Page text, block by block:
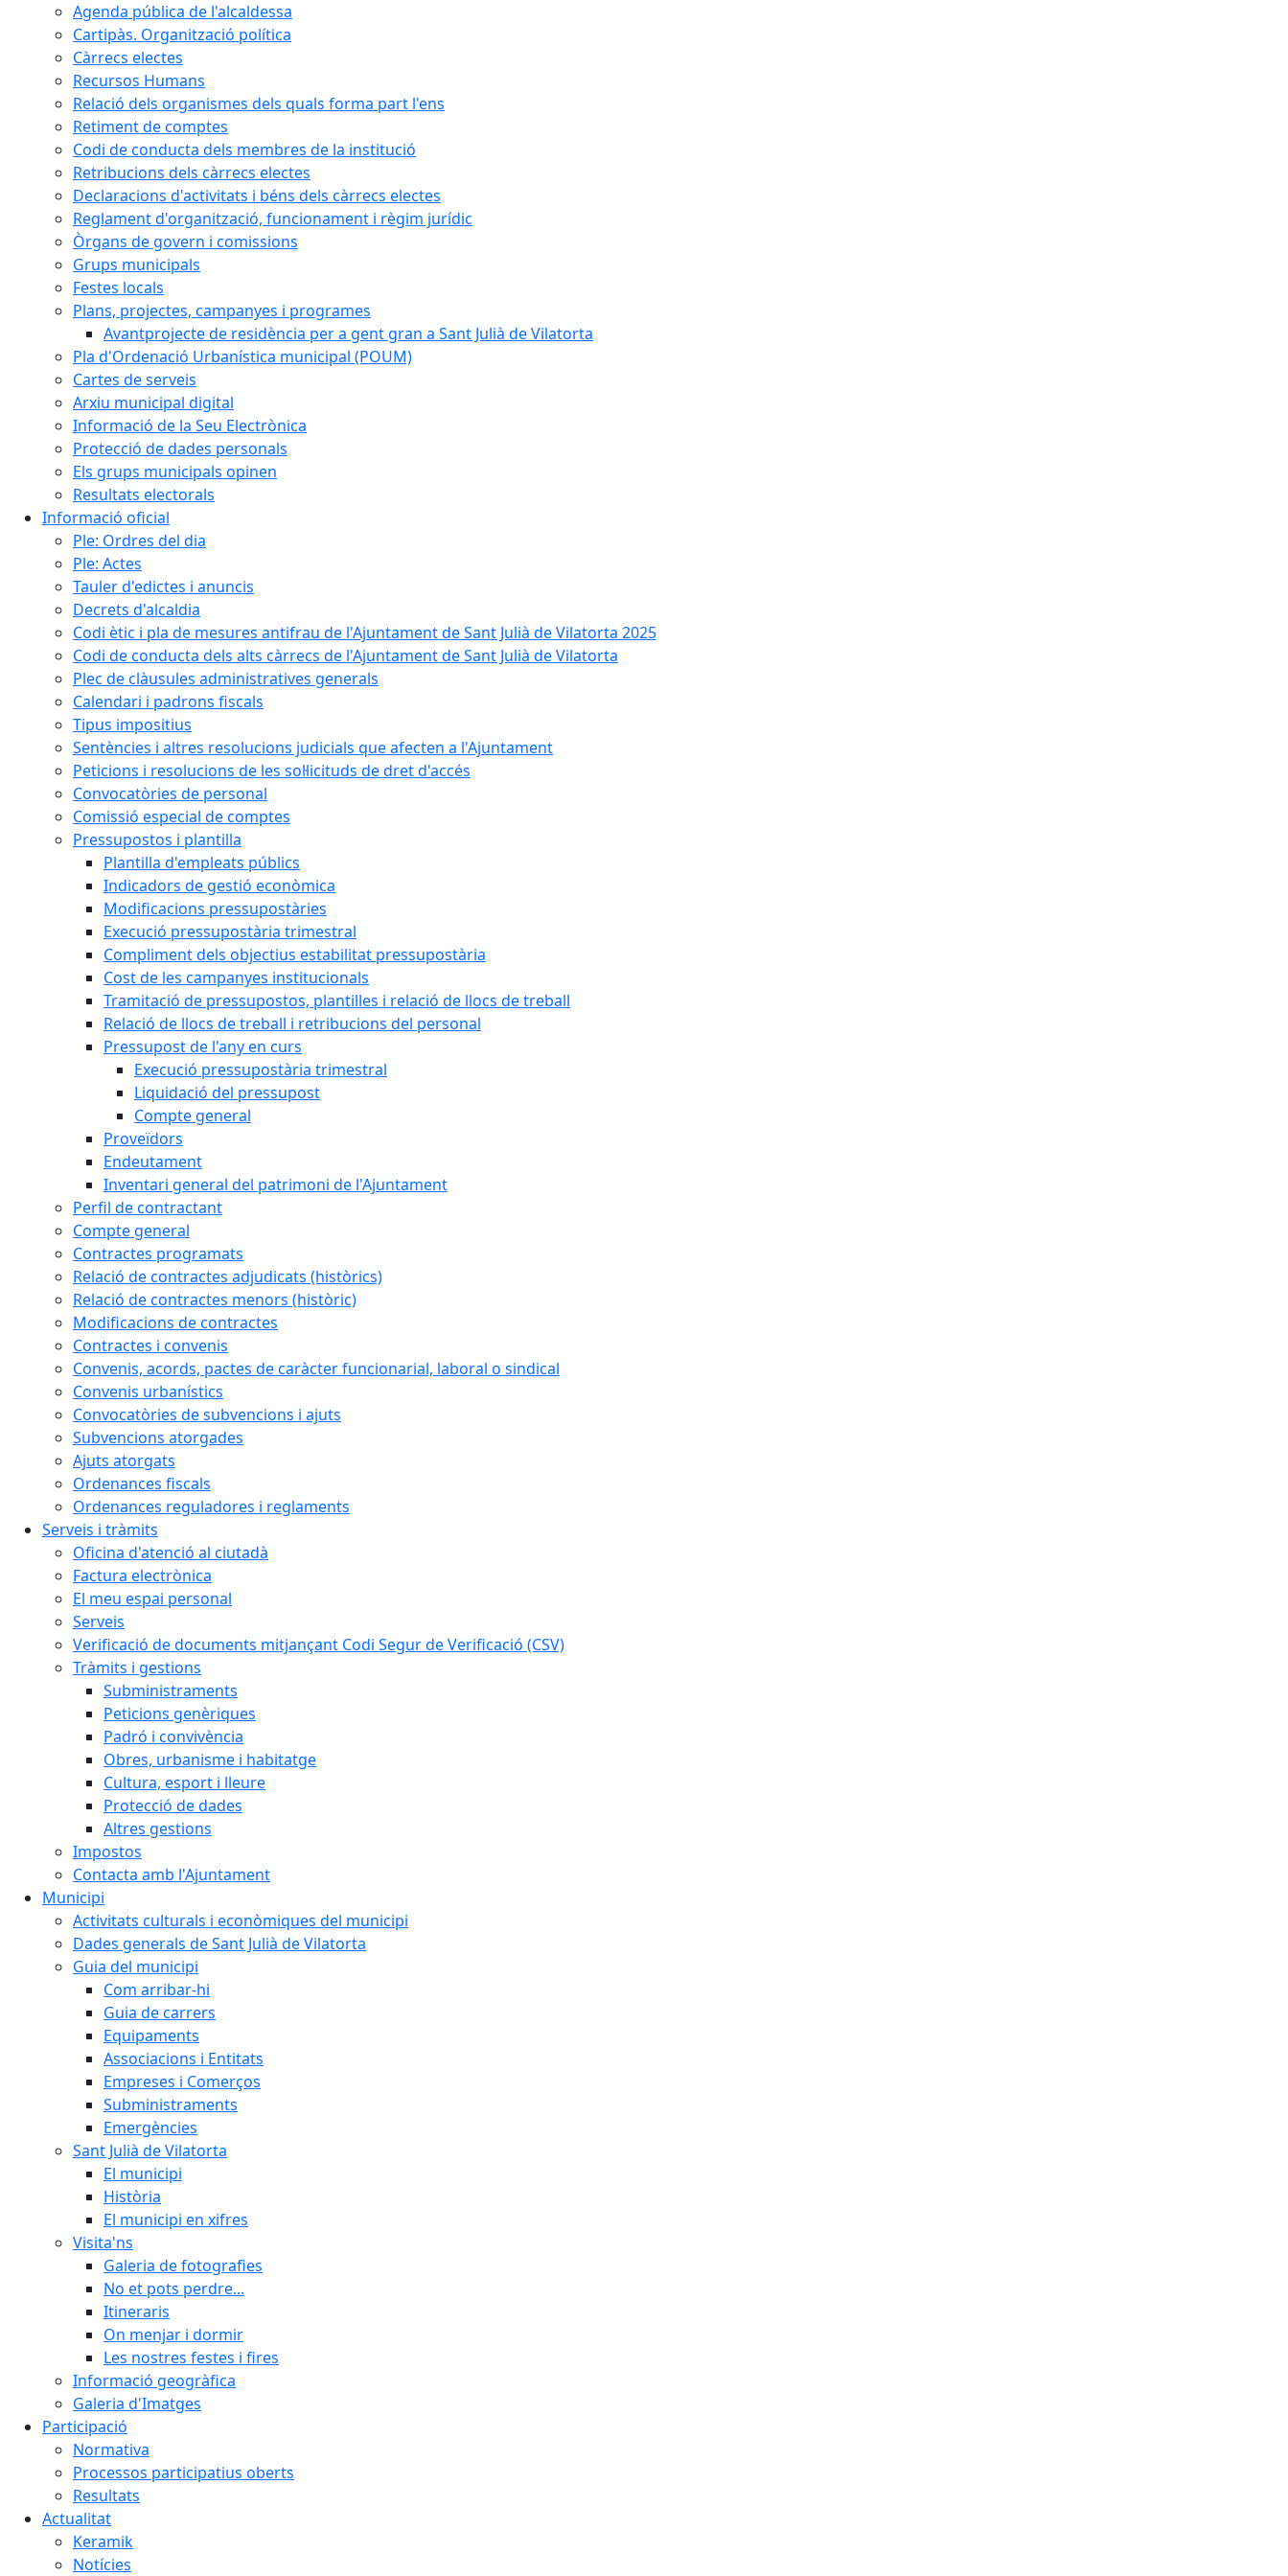
Agenda pública de l'alcaldessa
Cartipàs. Organització política
Càrrecs electes
Recursos Humans
Relació dels organismes dels quals forma part l'ens
Retiment de comptes
Codi de conducta dels membres de la institució
Retribucions dels càrrecs electes
Declaracions d'activitats i béns dels càrrecs electes
Reglament d'organització, funcionament i règim jurídic
Òrgans de govern i comissions
Grups municipals
Festes locals
Plans, projectes, campanyes i programes
Avantprojecte de residència per a gent gran a Sant Julià de Vilatorta
Pla d'Ordenació Urbanística municipal (POUM)
Cartes de serveis
Arxiu municipal digital
Informació de la Seu Electrònica
Protecció de dades personals
Els grups municipals opinen
Resultats electorals
Informació oficial
Ple: Ordres del dia
Ple: Actes
Tauler d'edictes i anuncis
Decrets d'alcaldia
Codi ètic i pla de mesures antifrau de l'Ajuntament de Sant Julià de Vilatorta 2025
Codi de conducta dels alts càrrecs de l'Ajuntament de Sant Julià de Vilatorta
Plec de clàusules administratives generals
Calendari i padrons fiscals
Tipus impositius
Sentències i altres resolucions judicials que afecten a l'Ajuntament
Peticions i resolucions de les sol·licituds de dret d'accés
Convocatòries de personal
Comissió especial de comptes
Pressupostos i plantilla
Plantilla d'empleats públics
Indicadors de gestió econòmica
Modificacions pressupostàries
Execució pressupostària trimestral
Compliment dels objectius estabilitat pressupostària
Cost de les campanyes institucionals
Tramitació de pressupostos, plantilles i relació de llocs de treball
Relació de llocs de treball i retribucions del personal
Pressupost de l'any en curs
Execució pressupostària trimestral
Liquidació del pressupost
Compte general
Proveïdors
Endeutament
Inventari general del patrimoni de l'Ajuntament
Perfil de contractant
Compte general
Contractes programats
Relació de contractes adjudicats (històrics)
Relació de contractes menors (històric)
Modificacions de contractes
Contractes i convenis
Convenis, acords, pactes de caràcter funcionarial, laboral o sindical
Convenis urbanístics
Convocatòries de subvencions i ajuts
Subvencions atorgades
Ajuts atorgats
Ordenances fiscals
Ordenances reguladores i reglaments
Serveis i tràmits
Oficina d'atenció al ciutadà
Factura electrònica
El meu espai personal
Serveis
Verificació de documents mitjançant Codi Segur de Verificació (CSV)
Tràmits i gestions
Subministraments
Peticions genèriques
Padró i convivència
Obres, urbanisme i habitatge
Cultura, esport i lleure
Protecció de dades
Altres gestions
Impostos
Contacta amb l'Ajuntament
Municipi
Activitats culturals i econòmiques del municipi
Dades generals de Sant Julià de Vilatorta
Guia del municipi
Com arribar-hi
Guia de carrers
Equipaments
Associacions i Entitats
Empreses i Comerços
Subministraments
Emergències
Sant Julià de Vilatorta
El municipi
Història
El municipi en xifres
Visita'ns
Galeria de fotografies
No et pots perdre...
Itineraris
On menjar i dormir
Les nostres festes i fires
Informació geogràfica
Galeria d'Imatges
Participació
Normativa
Processos participatius oberts
Resultats
Actualitat
Keramik
Notícies